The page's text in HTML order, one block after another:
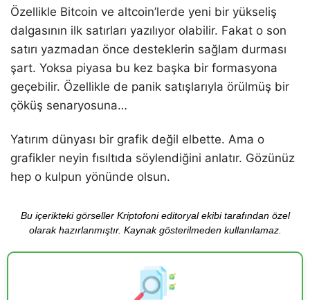
Özellikle Bitcoin ve altcoin’lerde yeni bir yükseliş
dalgasının ilk satırları yazılıyor olabilir. Fakat o son
satırı yazmadan önce desteklerin sağlam durması
şart. Yoksa piyasa bu kez başka bir formasyona
geçebilir. Özellikle de panik satışlarıyla örülmüş bir
çöküş senaryosuna…
Yatırım dünyası bir grafik değil elbette. Ama o
grafikler neyin fısıltıda söylendiğini anlatır. Gözünüz
hep o kulpun yönünde olsun.
Bu içerikteki görseller Kriptofoni editoryal ekibi tarafından özel
olarak hazırlanmıştır. Kaynak gösterilmeden kullanılamaz.